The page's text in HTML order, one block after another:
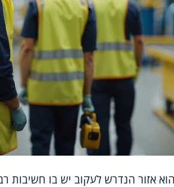
אזור הנדרש לעקוב יש בו חשיבות